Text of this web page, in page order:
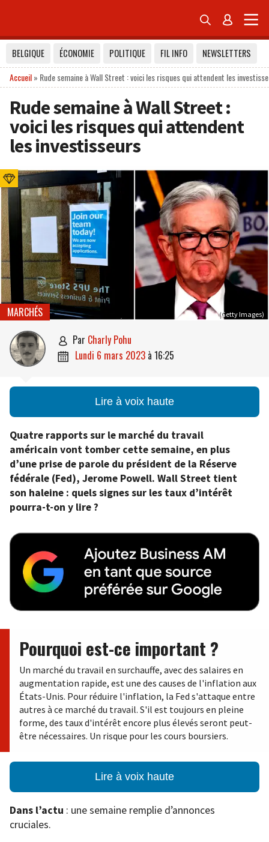
 
BELGIQUE ÉCONOMIE POLITIQUE FIL INFO
NEWSLETTERS
Accueil» Rude semaine à Wall Street : voici les risques qui attendent les
Rude semaine à Wall Street :
voici les risques qui attendent
les investisseurs
(Getty Images)
MARCHÉS
 par Charly Pohu
 lundi 6 mars 2023 à 16:25
Lire à voix haute
Quatre rapports sur le marché du travail
américain vont tomber cette semaine, en plus
d’une prise de parole du président de la Réserve
fédérale (Fed), Jerome Powell. Wall Street tient
son haleine : quels signes sur les taux d’intérêt
pourra-t-on y lire ?
Pourquoi est-ce important ?
Un marché du travail en surchauffe, avec des salaires en
augmentation rapide, est une des causes de l'inflation aux
États-Unis. Pour réduire l'inflation, la Fed s'attaque entre
autres à ce marché du travail. S'il est toujours en pleine
forme, des taux d'intérêt encore plus élevés seront peut-
être nécessaires. Un risque pour les cours boursiers.
Lire à voix haute
Dans l’actu : une semaine remplie d’annonces
cruciales.